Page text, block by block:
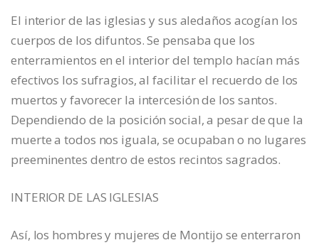
El interior de las iglesias y sus aledaños acogían los
cuerpos de los difuntos. Se pensaba que los
enterramientos en el interior del templo hacían más
efectivos los sufragios, al facilitar el recuerdo de los
muertos y favorecer la intercesión de los santos.
Dependiendo de la posición social, a pesar de que la
muerte a todos nos iguala, se ocupaban o no lugares
preeminentes dentro de estos recintos sagrados.
INTERIOR DE LAS IGLESIAS
Así, los hombres y mujeres de Montijo se enterraron